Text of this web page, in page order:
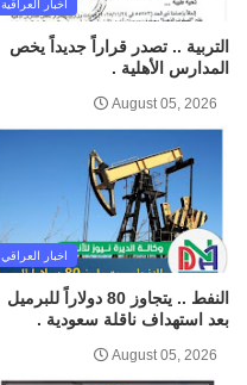
اخبار العراقية
التربية .. تصدر قراراً جديداً يخص
المدارس الأهلية .
August 05, 2026
اخبار العراقي
النفط .. يتجاوز 80 دولاراً للبرميل
بعد استهداف ناقلة سعودية .
August 05, 2026